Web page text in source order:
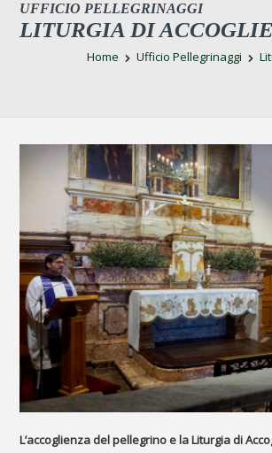
UFFICIO PELLEGRINAGGI
LITURGIA DI
Home Ufficio Pellegrinaggi
L’accoglienza del pellegrino e la Liturgia di